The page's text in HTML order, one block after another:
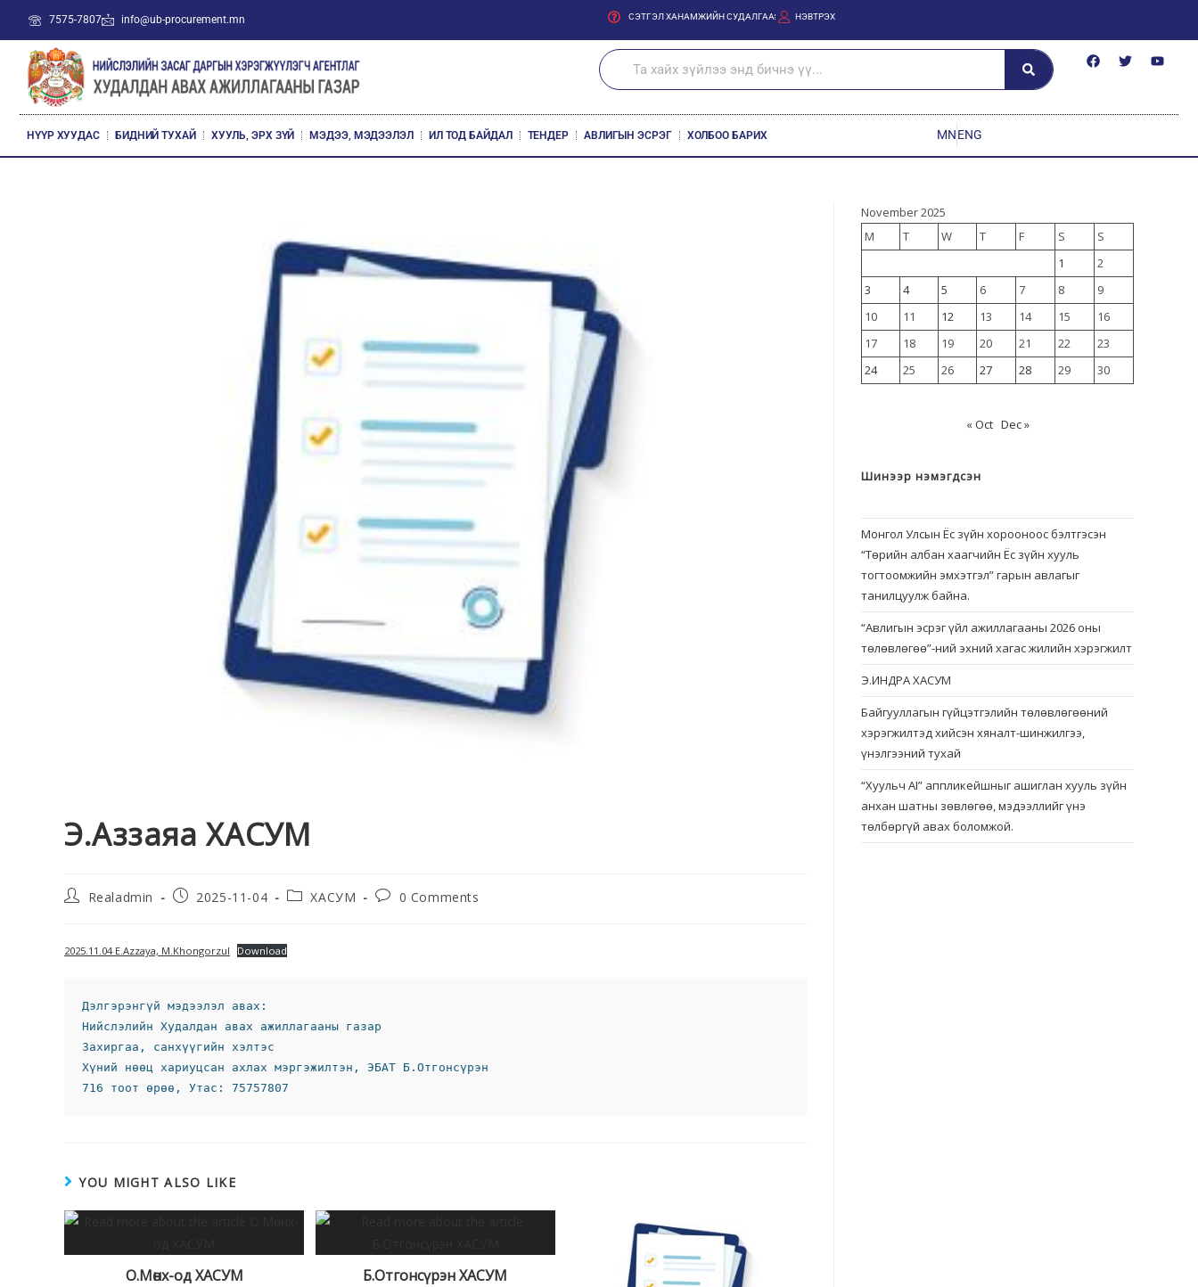
7575-7807 info@ub-procurement.mn СЭТГЭЛ ХАНАМЖИЙН СУДАЛГАА НЭВТРЭХ
НҮҮР ХУУДАС БИДНИЙ ТУХАЙ ХУУЛЬ, ЭРХ ЗҮЙ МЭДЭЭ, МЭДЭЭЛЭЛ ИЛ ТОД БАЙДАЛ ТЕНДЕР АВЛИГЫН ЭСРЭГ ХОЛБОО БАРИХ MNENG
Э.Аззаяа ХАСУМ
Realadmin 2025-11-04 ХАСУМ 0 Comments
2025.11.04 Е.Azzaya, M.Khongorzul Download
Дэлгэрэнгүй мэдээлэл авах:
Нийслэлийн Худалдан авах ажиллагааны газар
Захиргаа, санхүүгийн хэлтэс
Хүний нөөц хариуцсан ахлах мэргэжилтэн, ЭБАТ Б.Отгонсүрэн
716 тоот өрөө, Утас: 75757807
YOU MIGHT ALSO LIKE
О.Мөнх-од ХАСУМ Б.Отгонсүрэн ХАСУМ
November 2025
M
T W T F S
S
1
2
3
4 5 6 7 8
9
10
11 12 13 14 15
16
17
18 19 20 21 22
23
24
25 26 27 28 29 30
« Oct Dec »
Шинээр нэмэгдсэн
Монгол Улсын Ёс зүйн хорооноос бэлтгэсэн
“Төрийн албан хаагчийн Ёс зүйн хууль
тогтоомжийн эмхэтгэл” гарын авлагыг
танилцуулж байна.
“Авлигын эсрэг үйл ажиллагааны 2026 оны
төлөвлөгөө”-ний эхний хагас жилийн хэрэгжилт
Э.ИНДРА ХАСУМ
Байгууллагын гүйцэтгэлийн төлөвлөгөөний
хэрэгжилтэд хийсэн хяналт-шинжилгээ,
үнэлгээний тухай
“Хуульч АІ” аппликейшныг ашиглан хууль зүйн
анхан шатны зөвлөгөө, мэдээллийг үнэ
төлбөргүй авах боломжой.